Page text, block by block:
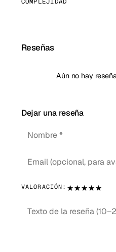
Reseñas
Aún no hay
Dejar una reseña
VALORACIÓN: ★★★★★